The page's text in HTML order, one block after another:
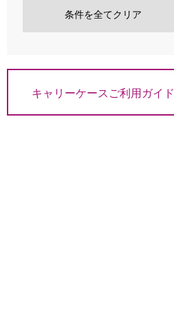
条件を全てクリア
キャリーケースご利用ガイド